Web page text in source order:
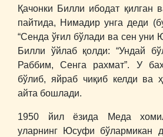
Қачонки Билли ибодат қилган
пайтида, Нимадир унга деди
“Сенда ўғил бўлади ва сен уни
Билли ўйлаб қолди: “Ундай
Раббим, Сенга рахмат”. У
бўлиб, яйраб чиқиб келди ва
айта бошлади.
1950 йил ёзида Меда
уларнинг Юсуфи бўлармикан